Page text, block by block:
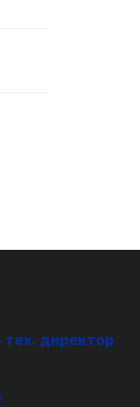
тех. директор